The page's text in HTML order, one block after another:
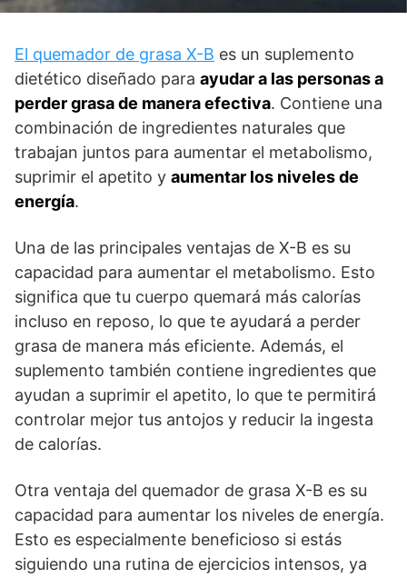
El quemador de grasa X-B es un suplemento
dietético diseñado para ayudar a las personas a
perder grasa de manera efectiva. Contiene una
combinación de ingredientes naturales que
trabajan juntos para aumentar el metabolismo,
suprimir el apetito y aumentar los niveles de
energía.
Una de las principales ventajas de X-B es su
capacidad para aumentar el metabolismo. Esto
significa que tu cuerpo quemará más calorías
incluso en reposo, lo que te ayudará a perder
grasa de manera más eficiente. Además, el
suplemento también contiene ingredientes que
ayudan a suprimir el apetito, lo que te permitirá
controlar mejor tus antojos y reducir la ingesta
de calorías.
Otra ventaja del quemador de grasa X-B es su
capacidad para aumentar los niveles de energía.
Esto es especialmente beneficioso si estás
siguiendo una rutina de ejercicios intensos, ya